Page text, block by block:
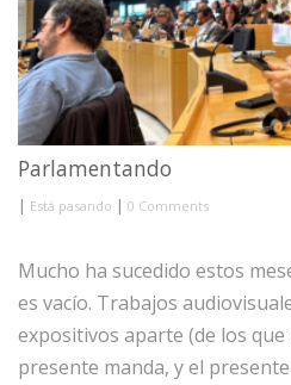
Parlamentando
| Está pasando | 0 Comments
Mucho ha sucedido estos
es vacío. Trabajos
expositivos aparte (de los
presente manda, y el